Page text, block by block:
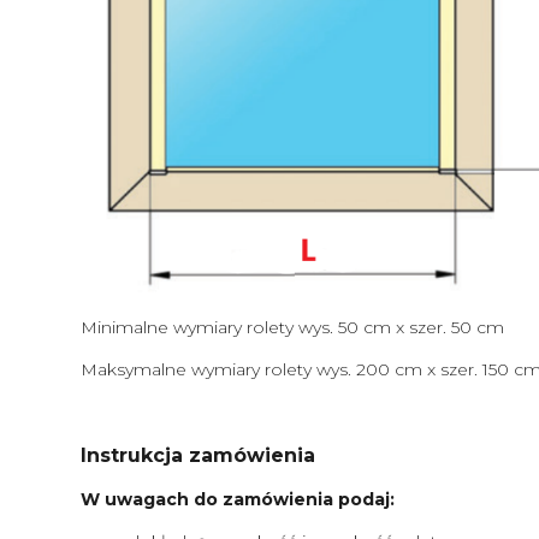
Minimalne wymiary rolety wys. 50 cm x szer. 50 cm
Maksymalne wymiary rolety wys. 200 cm x szer. 150
Instrukcja zamówienia
W uwagach do zamówienia podaj: